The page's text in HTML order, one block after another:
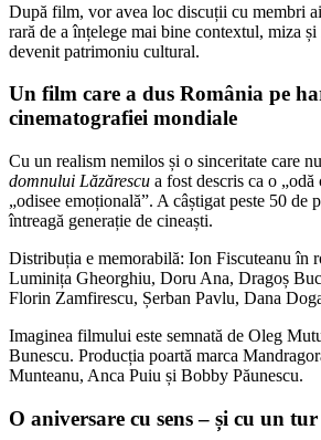
După film, vor avea loc discuții cu membri
rară de a înțelege mai bine contextul, miza
devenit patrimoniu cultural.
Un film care a dus România pe
cinematografiei mondiale
Cu un realism nemilos și o sinceritate care
domnului Lăzărescu a fost descris ca o
„odisee emoțională”. A câștigat peste 50 de
întreagă generație de cineaști.
Distribuția e memorabilă: Ion Fiscuteanu în
Luminița Gheorghiu, Doru Ana, Dragoș
Florin Zamfirescu, Șerban Pavlu, Dana
Imaginea filmului este semnată de Oleg
Bunescu. Producția poartă marca
Munteanu, Anca Puiu și Bobby Păunescu.
O aniversare cu sens – și cu un